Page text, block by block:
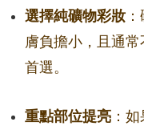
選擇純礦物彩妝
膚負擔小，且通
首選。
重點部位提亮 ：